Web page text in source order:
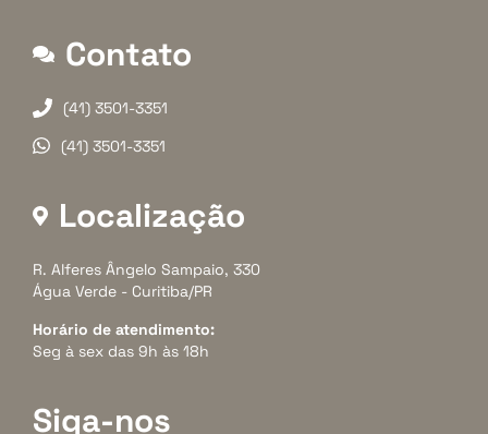
Contato
(41) 3501-3351
(41) 3501-3351
Localização
R. Alferes Ângelo Sampaio, 330
Água Verde - Curitiba/PR
Horário de atendimento:
Seg à sex das 9h às 18h
Siga-nos